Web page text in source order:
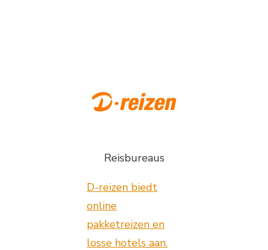
Reisbureaus
D-reizen biedt
online
pakketreizen en
losse hotels aan.